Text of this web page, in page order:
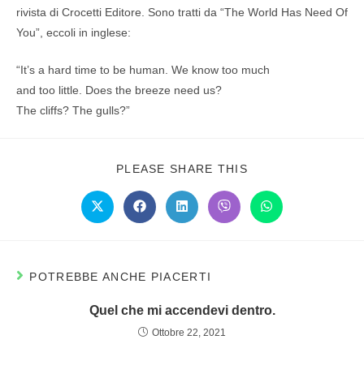
rivista di Crocetti Editore. Sono tratti da “The World Has Need Of
You”, eccoli in inglese:
“It’s a hard time to be human. We know too much
and too little. Does the breeze need us?
The cliffs? The gulls?”
PLEASE SHARE THIS
POTREBBE ANCHE PIACERTI
Quel che mi accendevi dentro.
Ottobre 22, 2021